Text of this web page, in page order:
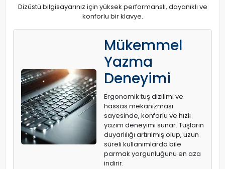
Dizüstü bilgisayarınız için yüksek performanslı, dayanıklı ve
konforlu bir klavye.
Mükemmel
Yazma
Deneyimi
Ergonomik tuş dizilimi ve
hassas mekanizması
sayesinde, konforlu ve hızlı
yazım deneyimi sunar. Tuşların
duyarlılığı artırılmış olup, uzun
süreli kullanımlarda bile
parmak yorgunluğunu en aza
indirir.